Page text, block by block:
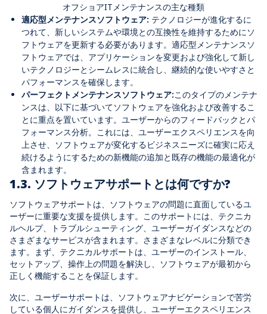
オフショアITメンテナンスの主な種類
適応型メンテナンスソフトウェア: テクノロジーが進化するに
つれて、新しいシステムや環境との互換性を維持するためにソ
フトウェアを更新する必要があります。適応型メンテナンスソ
フトウェアでは、アプリケーションを変更および強化して新し
いテクノロジーとシームレスに統合し、継続的な使いやすさと
パフォーマンスを確保します。
パーフェクトメンテナンスソフトウェア:このタイプのメンテナ
ンスは、以下に基づいてソフトウェアを強化および改善するこ
とに重点を置いています。ユーザーからのフィードバックとパ
フォーマンス分析。これには、ユーザーエクスペリエンスを向
上させ、ソフトウェアが変化するビジネスニーズに確実に応え
続けるようにするための新機能の追加と既存の機能の最適化が
含まれます。
1.3. ソフトウェアサポートとは何ですか?
ソフトウェアサポートは、ソフトウェアの問題に直面しているユ
ーザーに重要な支援を提供します。このサポートには、テクニカ
ルヘルプ、トラブルシューティング、ユーザーガイダンスなどの
さまざまなサービスが含まれます。さまざまなレベルに分類でき
ます。まず、テクニカルサポートは、ユーザーのインストール、
セットアップ、操作上の問題を解決し、ソフトウェアが最初から
正しく機能することを保証します。
次に、ユーザーサポートは、ソフトウェアナビゲーションで苦労
している個人にガイダンスを提供し、ユーザーエクスペリエンス